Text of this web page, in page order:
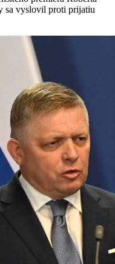
sa vyslovil proti prijatiu